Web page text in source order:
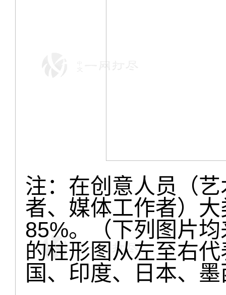
注：在创意人员（
者、媒体工作者）
85%。（下列图片
的柱形图从左至右
国、印度、日本、